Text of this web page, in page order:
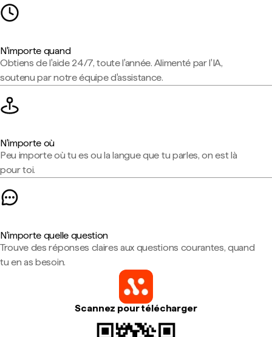
N'importe quand
Obtiens de l'aide 24/7, toute l'année. Alimenté par l'IA,
soutenu par notre équipe d'assistance.
N'importe où
Peu importe où tu es ou la langue que tu parles, on est là
pour toi.
N'importe quelle question
Trouve des réponses claires aux questions courantes, quand
tu en as besoin.
Scannez pour télécharger